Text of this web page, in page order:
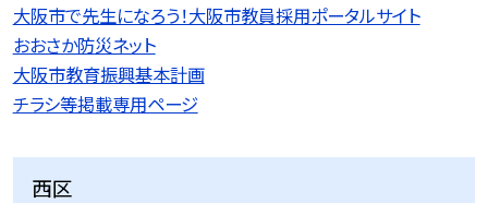
大阪市で先生になろう！大阪市教員採用ポータルサイト
おおさか防災ネット
大阪市教育振興基本計画
チラシ等掲載専用ページ
西区